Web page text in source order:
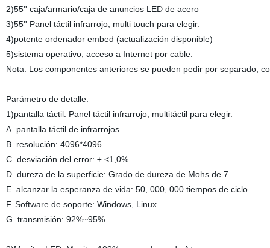
2)55'' caja/armario/caja de anuncios LED de acero
3)55'' Panel táctil infrarrojo, multi touch para elegir.
4)potente ordenador embed (actualización disponible)
5)sistema operativo, acceso a Internet por cable.
Nota: Los componentes anteriores se pueden pedir por separado,
Parámetro de detalle:
1)pantalla táctil: Panel táctil infrarrojo, multitáctil para elegir.
A. pantalla táctil de infrarrojos
B. resolución: 4096*4096
C. desviación del error: ± <1,0%
D. dureza de la superficie: Grado de dureza de Mohs de 7
E. alcanzar la esperanza de vida: 50, 000, 000 tiempos de ciclo
F. Software de soporte: Windows, Linux...
G. transmisión: 92%~95%